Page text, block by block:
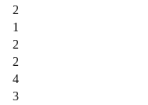
2
1
2
2
4
3